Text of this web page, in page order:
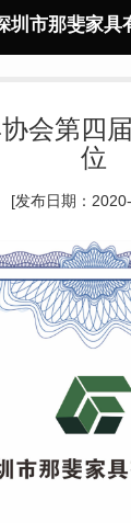
圳市那斐家具
会第四
位
[发布日期：